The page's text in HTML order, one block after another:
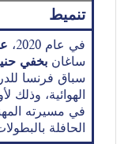
تنميط
في عام 2020،
ساغان بخفي
الحافلة